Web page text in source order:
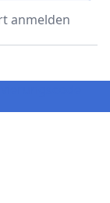
anmelden